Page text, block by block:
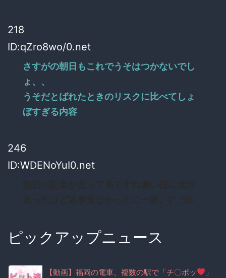
218
ID:qZro8wo/0.net
さすがの朝日もこれでうそはつかないでし
ょ、、
うそだとばれたときのリスクに比べてしょ
ぼすぎる内容
246
ID:WDENoYuI0.net
ピックアップニュース
【動画】福岡の電車、複数の駅で「チ〇ポッ
」